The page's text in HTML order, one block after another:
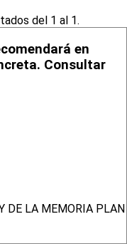
del 1 al 1.
en
Consultar
DE LA MEMORIA PLAN